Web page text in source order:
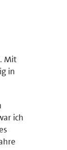
Mit
in
ich